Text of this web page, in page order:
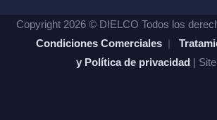
Copyright 2026 © DIELCO Todos los
Condiciones Comerciales |
y Política de privacidad |